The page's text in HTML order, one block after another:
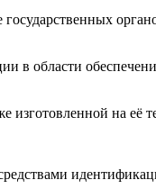
в области
изготовленной на её